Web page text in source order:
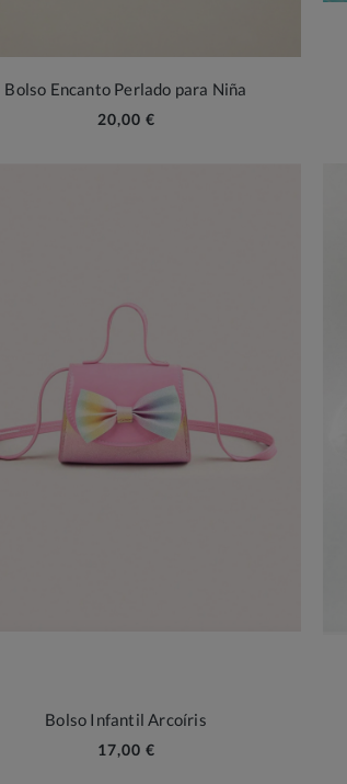
Bolso Encanto Perlado para Niña
20,00 €
Bolso Infantil Arcoíris
17,00 €